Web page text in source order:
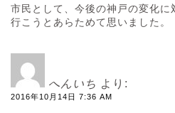
市民として、今後の神戸の変化に
行こうとあらためて思いました。
へんいち より:
2016年10月14日 7:36 AM